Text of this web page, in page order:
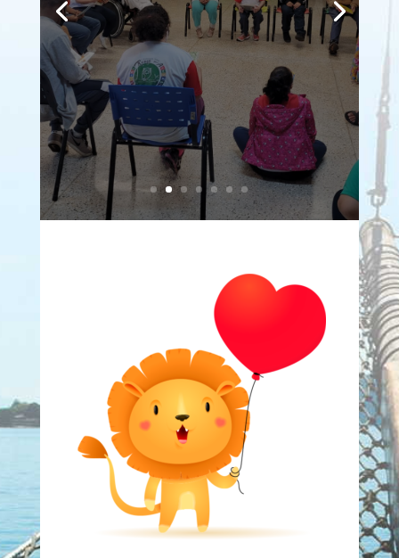
escolas e organizações sociais,
além de empréstimos de livros
saiba mais